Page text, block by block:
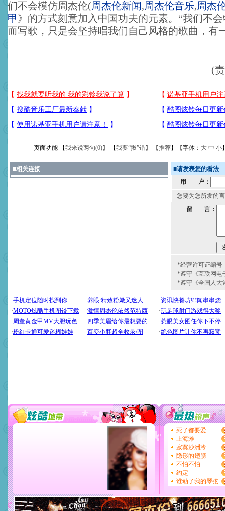
们不会模仿周杰伦(周杰伦新闻,周杰伦音乐,周杰
甲 》的方式刻意加入中国功夫的元素。“我们不
而写歌，只是会坚持唱我们自己风格的歌曲，有
(
页面功能 【我来说两句(0)】 【我要“揪”错】 【推荐】【字体： 大 中 小
■相关连接 ■请发表您的看法
用 户：
您要为您所发的
留 言：
*经营许可证编号
*遵守《互联网电
*遵守《全国人大